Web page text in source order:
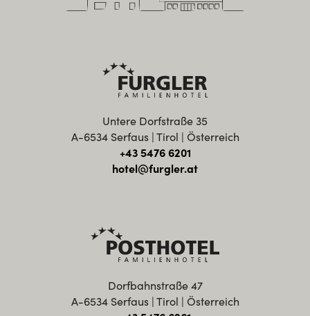
Untere Dorfstraße 35
A-6534 Serfaus | Tirol | Österreich
+43 5476 6201
hotel@furgler.at
Dorfbahnstraße 47
A-6534 Serfaus | Tirol | Österreich